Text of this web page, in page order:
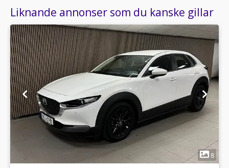
Liknande annonser som du kanske gillar
1
8